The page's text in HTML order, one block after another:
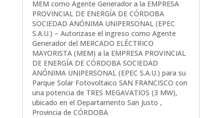
MEM como Agente Generador a la EMPRESA
PROVINCIAL DE ENERGÍA DE CÓRDOBA
SOCIEDAD ANÓNIMA UNIPERSONAL (EPEC
S.A.U.) – Autorizase el ingreso como Agente
Generador del MERCADO ELÉCTRICO
MAYORISTA (MEM) a la EMPRESA PROVINCIAL
DE ENERGÍA DE CÓRDOBA SOCIEDAD
ANÓNIMA UNIPERSONAL (EPEC S.A.U.) para su
Parque Solar Fotovoltaico SAN FRANCISCO con
una potencia de TRES MEGAVATIOS (3 MW),
ubicado en el Departamento San Justo ,
Provincia de CÓRDOBA